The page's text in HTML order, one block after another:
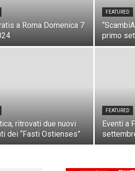
a Roma Domenica 7
FEATURED
primo
ritrovati due nuovi
dei “Fasti Ostienses”
FEATURED
Eventi a